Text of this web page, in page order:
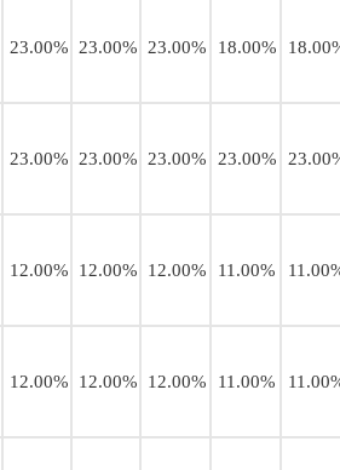
23.00% 23.00% 23.00% 18.00%
23.00% 23.00% 23.00% 23.00%
12.00% 12.00% 12.00% 11.00%
12.00% 12.00% 12.00% 11.00%